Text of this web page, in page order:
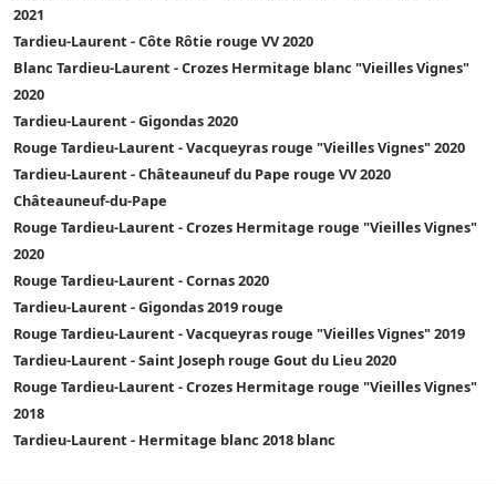
2021
Tardieu-Laurent - Côte Rôtie rouge VV 2020
Blanc Tardieu-Laurent - Crozes Hermitage blanc "Vieilles Vignes"
2020
Tardieu-Laurent - Gigondas 2020
Rouge Tardieu-Laurent - Vacqueyras rouge "Vieilles Vignes" 2020
Tardieu-Laurent - Châteauneuf du Pape rouge VV 2020
Châteauneuf-du-Pape
Rouge Tardieu-Laurent - Crozes Hermitage rouge "Vieilles Vignes"
2020
Rouge Tardieu-Laurent - Cornas 2020
Tardieu-Laurent - Gigondas 2019 rouge
Rouge Tardieu-Laurent - Vacqueyras rouge "Vieilles Vignes" 2019
Tardieu-Laurent - Saint Joseph rouge Gout du Lieu 2020
Rouge Tardieu-Laurent - Crozes Hermitage rouge "Vieilles Vignes"
2018
Tardieu-Laurent - Hermitage blanc 2018 blanc